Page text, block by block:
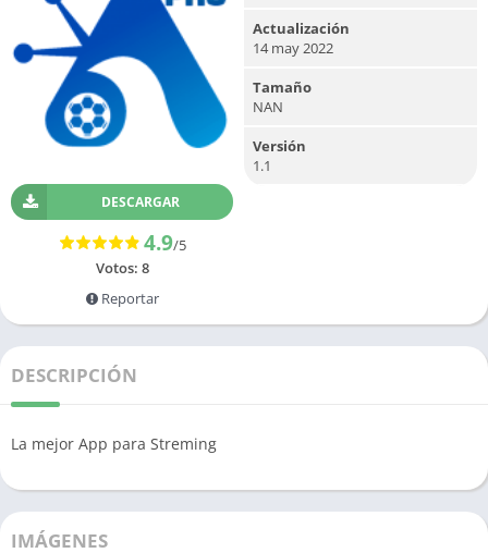
DESCARGAR
4.9/5
Votos: 8
Reportar
Actualización
14 may 2022
Tamaño
NAN
Versión
1.1
DESCRIPCIÓN
La mejor App para Streming
IMÁGENES